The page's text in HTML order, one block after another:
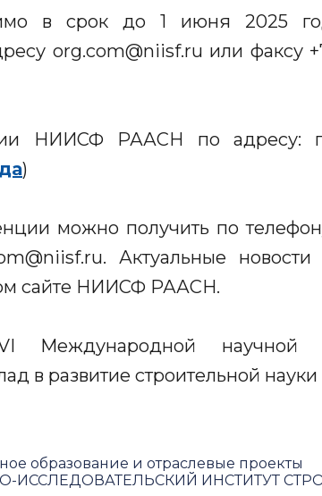
в срок до 1 июня 2025
org.com@niisf.ru или факсу
НИИСФ РААСН по адресу:
)
можно получить по
Актуальные
сайте НИИСФ РААСН.
Международной научной
в развитие строительной науки
образование и отраслевые проекты
ИНСТИТУТ